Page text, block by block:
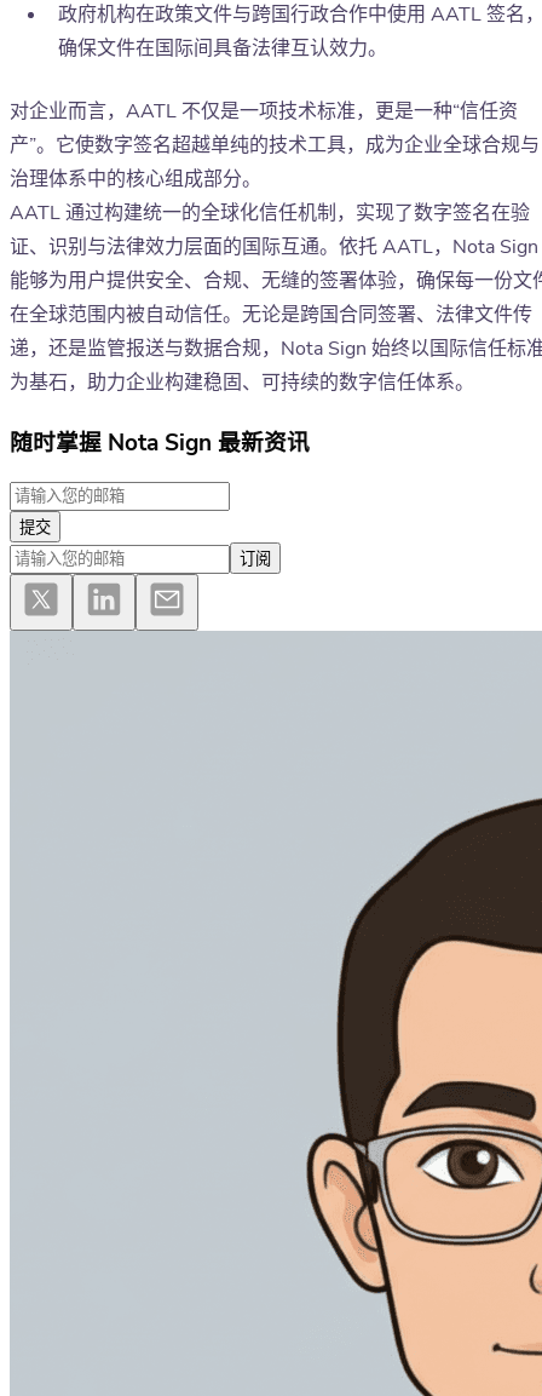
政府机构在政策文件与跨国行政合作中使用 AATL 签名
确保文件在国际间具备法律互认效力。
对企业而言，AATL 不仅是一项技术标准，更是一种“信任资
产”。它使数字签名超越单纯的技术工具，成为企业全球合规与
治理体系中的核心组成部分。
AATL 通过构建统一的全球化信任机制，实现了数字签名在验
证、识别与法律效力层面的国际互通。依托 AATL，Nota Sign
能够为用户提供安全、合规、无缝的签署体验，确保每一份文
在全球范围内被自动信任。无论是跨国合同签署、法律文件传
递，还是监管报送与数据合规，Nota Sign 始终以国际信任标
为基石，助力企业构建稳固、可持续的数字信任体系。
随时掌握 Nota Sign 最新资讯
提交
订阅